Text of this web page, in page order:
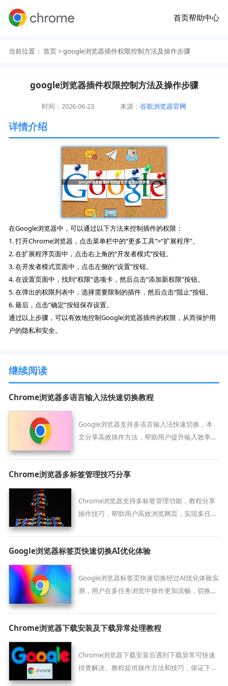
首页帮助中心
当前位置： 首页> google浏览器插件权限控制方法及操作步骤
google浏览器插件权限控制方法及操作步骤
时间：2026-06-23 来源：谷歌浏览器官网
详情介绍
在Google浏览器中，可以通过以下方法来控制插件的权限：
1. 打开Chrome浏览器，点击菜单栏中的“更多工具”>“扩展程序”。
2. 在扩展程序页面中，点击右上角的“开发者模式”按钮。
3. 在开发者模式页面中，点击左侧的“设置”按钮。
4. 在设置页面中，找到“权限”选项卡，然后点击“添加新权限”按钮。
5. 在弹出的权限列表中，选择需要限制的插件，然后点击“阻止”按钮。
6. 最后，点击“确定”按钮保存设置。
通过以上步骤，可以有效地控制Google浏览器插件的权限，从而保护用
户的隐私和安全。
继续阅读
Chrome浏览器多语言输入法快速切换教程
Google浏览器支持多语言输入法快速切换，本
文分享高效操作方法，帮助用户提升输入效率，
Chrome浏览器多标签管理技巧分享
Chrome浏览器支持多标签管理功能，教程分享
操作技巧，帮助用户高效浏览网页，实现多任务
Google浏览器标签页快速切换AI优化体验
Google浏览器标签页快速切换经过AI优化体验实
测，用户在多任务浏览中操作更加流畅，切换速
强。
Chrome浏览器下载安装及下载异常处理教程
Chrome浏览器下载安装后遇到下载异常可快速
排查解决。教程提供操作方法和技巧，保证下载